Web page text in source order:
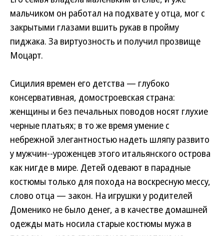
мальчиком он работал на подхвате у отца, мог с
закрытыми глазами вшить рукав в пройму
пиджака. За виртуозность и получил прозвище
Моцарт.
Сицилия времен его детства — глубоко
консервативная, домостроевская страна:
женщины и без печальных поводов носят глухие
черные платьях; в то же время умение с
небрежной элегантностью надеть шляпу развито
у мужчин--уроженцев этого итальянского острова
как нигде в мире. Детей одевают в парадные
костюмы только для похода на воскресную мессу,
слово отца — закон. На игрушки у родителей
Доменико не было денег, а в качестве домашней
одежды мать носила старые костюмы мужа в